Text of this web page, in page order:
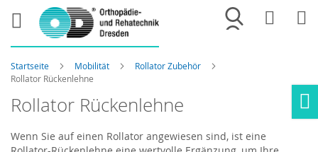
Merkliste
Startseite Mobilität
Rollator Zubehör
Rollator Rückenlehne
Rollator Rückenlehne
Wenn Sie auf einen Rollator angewiesen sind, ist eine